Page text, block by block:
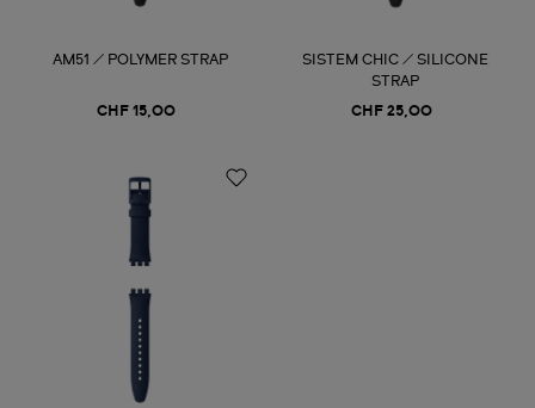
AM51 / POLYMER STRAP
CHF 15,00
SISTEM CHIC / SILICONE
STRAP
CHF 25,00